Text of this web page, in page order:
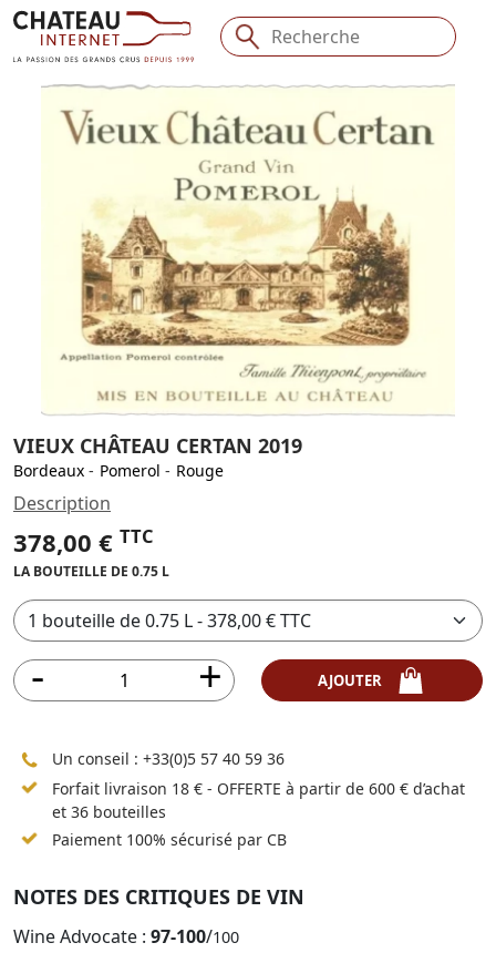
VIEUX CHÂTEAU CERTAN 2019
Bordeaux - Pomerol - Rouge
Description
378,00 € TTC
LA BOUTEILLE DE 0.75 L
Un conseil : +33(0)5 57 40 59 36
Forfait livraison 18 € - OFFERTE à partir de 600 € d’achat
et 36 bouteilles
Paiement 100% sécurisé par CB
NOTES DES CRITIQUES DE VIN
Wine Advocate : 97-100/100